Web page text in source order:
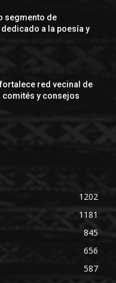
segmento de
a la poesía y
red vecinal de
y consejos
1202
1181
845
656
587